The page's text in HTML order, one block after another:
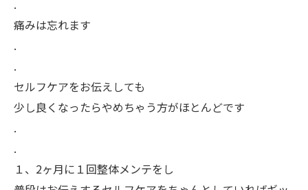
.
痛みは忘れます
.
.
セルフケアをお伝えしても
少し良くなったらやめちゃう方がほとんどです
.
.
１、2ヶ月に１回整体メンテをし